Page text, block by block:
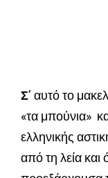
Σ’ αυτό το
«τα μπούνια»
ελληνικής
από τη λεία